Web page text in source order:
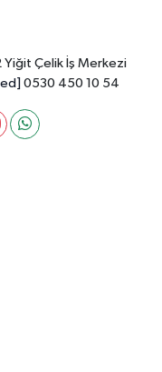
Yiğit Çelik İş Merkezi
0530 450 10 54